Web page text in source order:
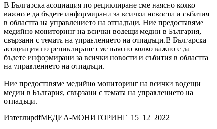
В Българска асоциация по рециклиране сме наясно колко
важно е да бъдете информирани за всички новости и събития
в областта на управлението на отпадъци. Ние предоставяме
медийно мониторинг на всички водещи медии в България,
свързани с темата на управлението на отпадъци.В Българска
асоциация по рециклиране сме наясно колко важно е да
бъдете информирани за всички новости и събития в областта
на управлението на отпадъци.
Ние предоставяме медийно мониторинг на всички водещи
медии в България, свързани с темата на управлението на
отпадъци.
ИзтеглиpdfМЕДИА-МОНИТОРИНГ_15_12_2022